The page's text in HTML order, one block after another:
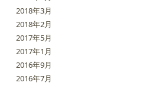
2018年3月
2018年2月
2017年5月
2017年1月
2016年9月
2016年7月